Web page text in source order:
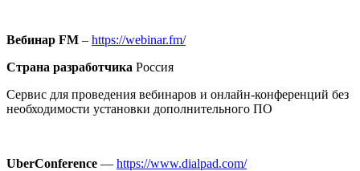
Вебинар FM – https://webinar.fm/
Страна разработчика Россия
Сервис для проведения вебинаров и онлайн-конференций без
необходимости установки дополнительного ПО
UberConference — https://www.dialpad.com/